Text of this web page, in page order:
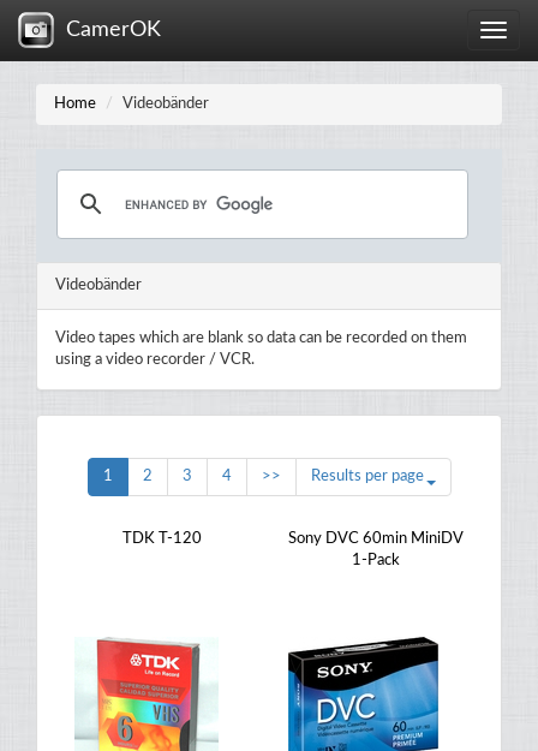
Toggle
CamerOK
Home Videobänder
Videobänder
Video tapes which are blank so data can be recorded on them
using a video recorder / VCR.
1 2 3 4 >> Results per page
TDK T-120
Sony DVC 60min MiniDV
1-Pack